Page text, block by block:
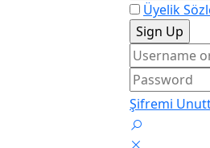
Üyelik
Şifremi